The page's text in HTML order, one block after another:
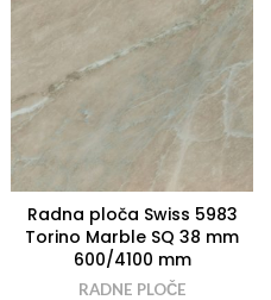
Radna ploča Swiss 5983
Torino Marble SQ 38 mm
600/4100 mm
RADNE PLOČE